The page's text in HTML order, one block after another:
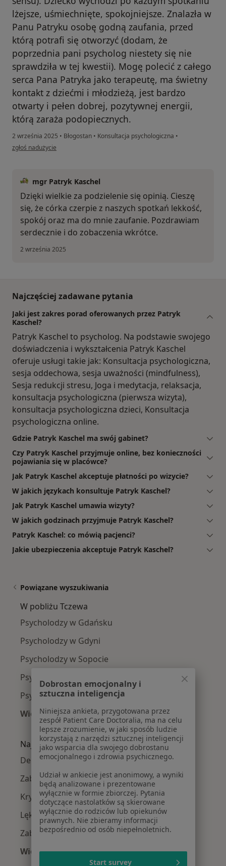
lżejsze, uśmiechnięte, spokojniejsze. Znalazła w
Panu Patryku osobę godną zaufania, przed
którą potrafi się otworzyć (dodam, że
poprzednia pani psycholog niestety się nie
sprawdziła w tej kwestii). Mogę polecić z całego
serca Pana Patryka jako terapeutę, ma świetny
kontakt z dziećmi i młodzieżą, jest bardzo
otwarty i pełen dobrej, pozytywnej energii,
którą zaraża podopiecznych.
2 września 2025 • Błogostan • Konsultacja psychologiczna •
w opinii użytkownika Magda
zgłoś nadużycie
mgr Patryk Kaschel
Dzięki wielkie za podzielenie się opinią. Cieszę
się, że córka czerpie z naszych spotkań lekkość,
spokój oraz ma do mnie zaufanie. Pozdrawiam
serdecznie i do zobaczenia wkrótce.
2 września 2025
Najczęściej zadawane pytania
Jaki jest zakres porad oferowanych przez Patryk
Kaschel?
Patryk Kaschel to psycholog. Na podstawie swojego
doświadczenia i wykształcenia Patryk Kaschel
oferuje usługi takie jak: Konsultacja psychologiczna,
sesja oddechowa, sesja uważności (mindfulness),
Sesja redukcji stresu, Joga i medytacja, relaksacja,
konsultacja psychologiczna (pierwsza wizyta),
konsultacja psychologiczna dzieci, Konsultacja
psychologiczna online.
Gdzie Patryk Kaschel ma swój gabinet?
Czy Patryk Kaschel przyjmuje online, bez konieczności
pojawiania się w placówce?
Jak Patryk Kaschel akceptuje płatności po wizycie?
W jakich językach konsultuje Patryk Kaschel?
Jak Patryk Kaschel umawia wizyty?
W jakich godzinach przyjmuje Patryk Kaschel?
Patryk Kaschel: co mówią pacjenci?
Jakie ubezpieczenia akceptuje Patryk Kaschel?
Powiązane wyszukiwania
W pobliżu Tczewa
Psycholodzy w Gdańsku
Psycholodzy w Gdyni
Psycholodzy w Sopocie
Psycholodzy w Elblągu
Psycholodzy w Pruszczu Gdańskim
Więcej (13)
Więcej w kategorii: W pobliżu Tczewa
Najczęście leczone choroby
Depresja w Tczewie
Zaburzenia lękowe w Tczewie
Kryzys emocjonalny w Tczewie
Lęki w Tczewie
Zaburzenia emocjonalne w Tczewie
Więcej (15)
Więcej w kategorii: Najczęście leczone
Dobrostan emocjonalny i
sztuczna inteligencja
Niniejsza ankieta, przygotowana przez
zespół Patient Care Doctoralia, ma na celu
lepsze zrozumienie, w jaki sposób ludzie
korzystają z narzędzi sztucznej inteligencji
jako wsparcia dla swojego dobrostanu
emocjonalnego i zdrowia psychicznego.
Udział w ankiecie jest anonimowy, a wyniki
będą analizowane i prezentowane
wyłącznie w formie zbiorczej. Pytania
dotyczące nastolatków są skierowane
wyłącznie do rodziców lub opiekunów
prawnych. Nie zbieramy informacji
bezpośrednio od osób niepełnoletnich.
Start survey